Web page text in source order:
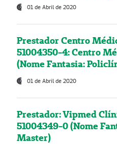
01 de Abril de 2020
Prestador Centro
51004350-4: Centro
(Nome Fantasia:
01 de Abril de 2020
Prestador: Vipmed
51004349-0 (Nome
Master)